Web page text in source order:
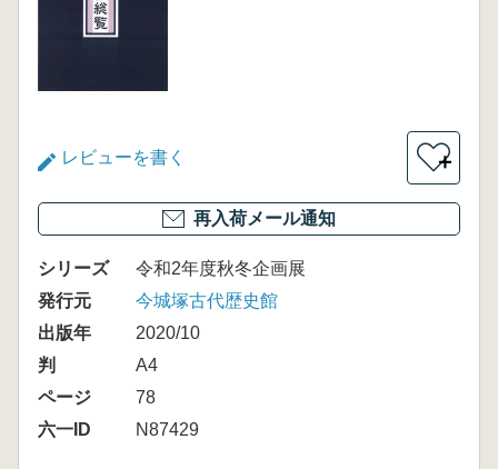
レビューを書く ＋
再入荷メール通知
シリーズ
令和2年度秋冬企画展
発行元
今城塚古代歴史館
出版年
2020/10
判
A4
ページ
78
六一ID
N87429